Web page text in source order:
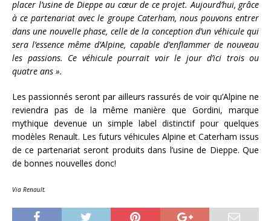
placer l’usine de Dieppe au cœur de ce projet. Aujourd’hui, grâce
à ce partenariat avec le groupe Caterham, nous pouvons entrer
dans une nouvelle phase, celle de la conception d’un véhicule qui
sera l’essence même d’Alpine, capable d’enflammer de nouveau
les passions. Ce véhicule pourrait voir le jour d’ici trois ou
quatre ans ».
Les passionnés seront par ailleurs rassurés de voir qu’Alpine ne
reviendra pas de la même manière que Gordini, marque
mythique devenue un simple label distinctif pour quelques
modèles Renault. Les futurs véhicules Alpine et Caterham issus
de ce partenariat seront produits dans l’usine de Dieppe. Que
de bonnes nouvelles donc!
Via Renault.